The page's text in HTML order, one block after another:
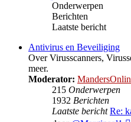
Onderwerpen
Berichten
Laatste bericht
Antivirus en Beveiliging
Over Virusscanners,
meer.
Moderator:
215 Onderwerpen
1932 Berichten
Laatste bericht Re: